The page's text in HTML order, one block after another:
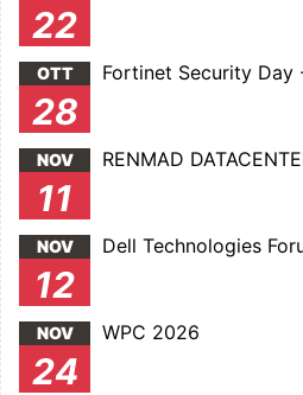
22
OTT
28
Fortinet Security Day
NOV
11
RENMAD
NOV
12
Dell Technologies
NOV
24
WPC 2026